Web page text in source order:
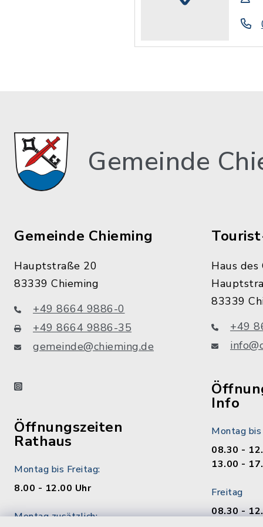
Gemeinde
Gemeinde Chieming
Hauptstraße 20
83339 Chieming
+49 8664 9886-0
+49 8664 9886-35
gemeinde@chieming.de
instagram
Öffnungszeiten
Rathaus
Montag bis Freitag:
8.00 - 12.00 Uhr
Montag zusätzlich:
Haus des
83339
+49
Info
Montag
08.30 -
13.00 -
Freitag
08.30 -